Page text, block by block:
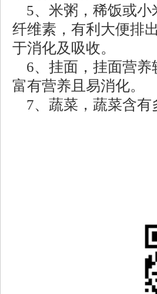
5、米粥，稀饭或小
纤维素，有利大便排
于消化及吸收。
6、挂面，挂面营养
富有营养且易消化。
7、蔬菜，蔬菜含有